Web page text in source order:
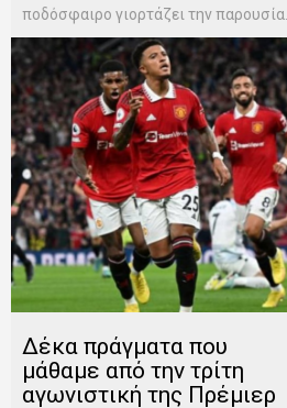
ποδόσφαιρο γιορτάζει την παρουσία...
Δέκα πράγματα που
μάθαμε από την τρίτη
αγωνιστική της Πρέμιερ